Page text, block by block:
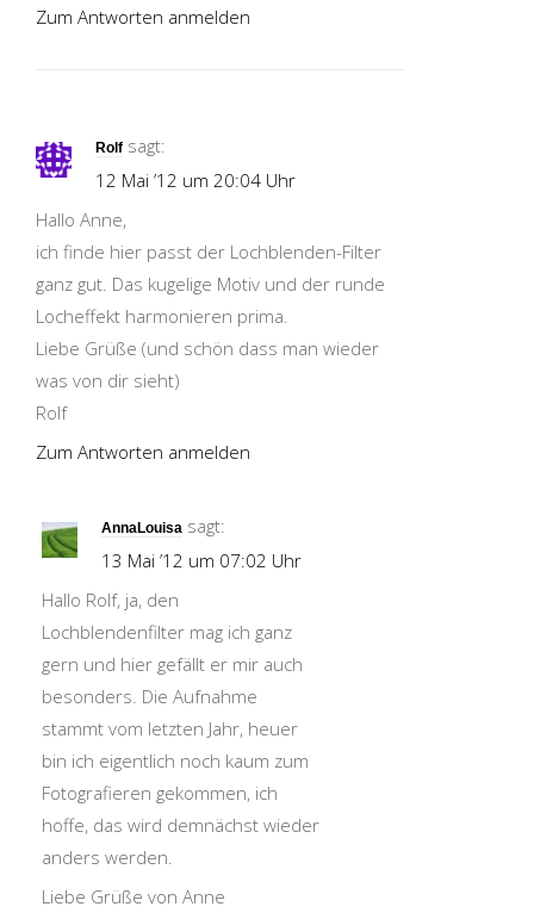
Zum Antworten anmelden
Rolf sagt:
12 Mai ’12 um 20:04 Uhr
Hallo Anne,
ich finde hier passt der Lochblenden-Filter
ganz gut. Das kugelige Motiv und der runde
Locheffekt harmonieren prima.
Liebe Grüße (und schön dass man wieder
was von dir sieht)
Rolf
Zum Antworten anmelden
AnnaLouisa sagt:
13 Mai ’12 um 07:02 Uhr
Hallo Rolf, ja, den
Lochblendenfilter mag ich ganz
gern und hier gefällt er mir auch
besonders. Die Aufnahme
stammt vom letzten Jahr, heuer
bin ich eigentlich noch kaum zum
Fotografieren gekommen, ich
hoffe, das wird demnächst wieder
anders werden.
Liebe Grüße von Anne